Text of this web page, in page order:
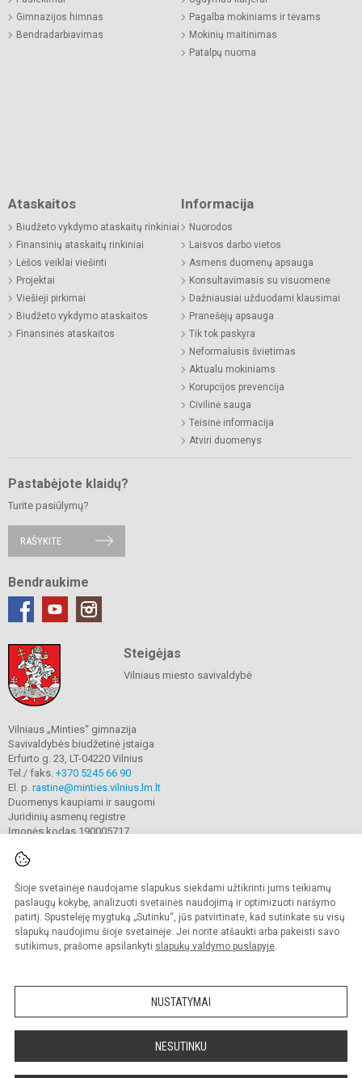
Šioje svetainėje naudojame slapukus siekdami užtikrinti jums teikiamų
paslaugų kokybę, analizuoti svetainės naudojimą ir optimizuoti naršymo
patirtį. Spustelėję mygtuką „Sutinku“, jūs patvirtinate, kad sutinkate su visų
slapukų naudojimu šioje svetainėje. Jei norite atšaukti arba pakeisti savo
sutikimus, prašome apsilankyti slapukų valdymo puslapyje.
NUSTATYMAI
NESUTINKU
Gimnazijos himnas
Bendradarbiavimas
Pagalba mokiniams ir tėvams
Mokinių maitinimas
Patalpų nuoma
Ataskaitos
Biudžeto vykdymo ataskaitų rinkiniai
Finansinių ataskaitų rinkiniai
Lėšos veiklai viešinti
Projektai
Viešieji pirkimai
Biudžeto vykdymo ataskaitos
Finansinės ataskaitos
Informacija
Nuorodos
Laisvos darbo vietos
Asmens duomenų apsauga
Konsultavimasis su visuomene
Dažniausiai užduodami klausimai
Pranešėjų apsauga
Tik tok paskyra
Neformalusis švietimas
Aktualu mokiniams
Korupcijos prevencija
Civilinė sauga
Teisinė informacija
Atviri duomenys
Pastabėjote klaidų?
Turite pasiūlymų?
RAŠYKITE
Bendraukime
Steigėjas
Vilniaus miesto savivaldybė
Vilniaus „Minties“ gimnazija
Savivaldybės biudžetinė įstaiga
Erfurto g. 23, LT-04220 Vilnius
Tel./ faks. +370 5245 66 90
El. p. rastine@minties.vilnius.lm.lt
Duomenys kaupiami ir saugomi
Juridinių asmenų registre
Įmonės kodas 190005717
© 2022. Vilniaus „Minties" gimnazija. Visos teisės saugomos.
Kopijuoti turinį be raštiško gimnazijos sutikimo griežtai draudžiama.
Prieinamumo paraiška Slapukų valdymas
Sumanus būdas atnaujinti